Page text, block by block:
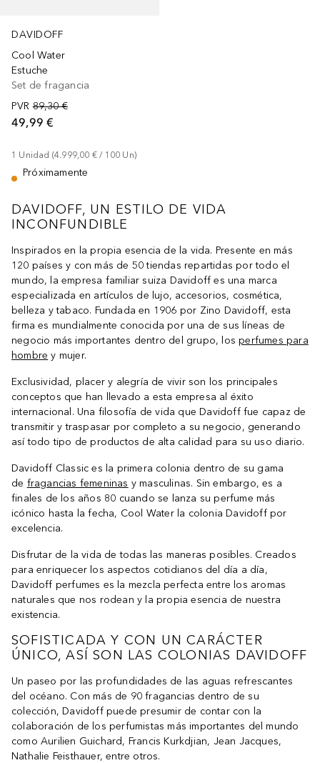
DAVIDOFF
Cool Water
Estuche
Set de fragancia
PVR 89,30 €
49,99 €
1 Unidad (4.999,00 € / 100 Un)
Próximamente
DAVIDOFF, UN ESTILO DE VIDA
INCONFUNDIBLE
Inspirados en la propia esencia de la vida. Presente en más
120 países y con más de 50 tiendas repartidas por todo el
mundo, la empresa familiar suiza Davidoff es una marca
especializada en artículos de lujo, accesorios, cosmética,
belleza y tabaco. Fundada en 1906 por Zino Davidoff, esta
firma es mundialmente conocida por una de sus líneas de
negocio más importantes dentro del grupo, losperfumes para
hombre y mujer.
Exclusividad, placer y alegría de vivir son los principales
conceptos que han llevado a esta empresa al éxito
internacional. Una filosofía de vida que Davidoff fue capaz de
transmitir y traspasar por completo a su negocio, generando
así todo tipo de productos de alta calidad para su uso diario.
Davidoff Classic es la primera colonia dentro de su gama
de fragancias femeninas y masculinas. Sin embargo, es a
finales de los años 80 cuando se lanza su perfume más
icónico hasta la fecha, Cool Water la colonia Davidoff por
excelencia.
Disfrutar de la vida de todas las maneras posibles. Creados
para enriquecer los aspectos cotidianos del día a día,
Davidoff perfumes es la mezcla perfecta entre los aromas
naturales que nos rodean y la propia esencia de nuestra
existencia.
SOFISTICADA Y CON UN CARÁCTER
ÚNICO, ASÍ SON LAS COLONIAS DAVIDOFF
Un paseo por las profundidades de las aguas refrescantes
del océano. Con más de 90 fragancias dentro de su
colección, Davidoff puede presumir de contar con la
colaboración de los perfumistas más importantes del mundo
como Aurilien Guichard, Francis Kurkdjian, Jean Jacques,
Nathalie Feisthauer, entre otros.